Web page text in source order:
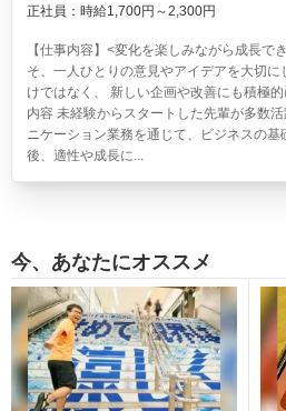
正社員：時給1,700円～2,300円
【仕事内容】<変化を楽しみながら成長で
そ、一人ひとりの意見やアイデアを大切
けではなく、 新しい企画や改善にも積極
内容 未経験からスタートした先輩が多数
ニケーション業務を通じて、ビジネスの
後、適性や成長に...
今、あなたにオススメ